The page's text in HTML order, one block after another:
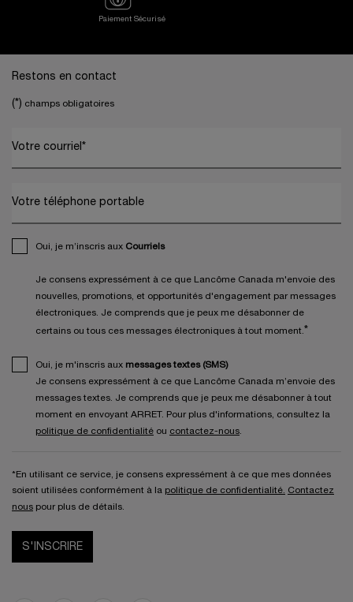
Paiement Sécurisé
Restons en contact
(*) champs obligatoires
Votre courriel *
Votre téléphone portable
Oui, je m’inscris aux Courriels
Je consens expressément à ce que Lancôme Canada m'envoie des
nouvelles, promotions, et opportunités d'engagement par messages
électroniques. Je comprends que je peux me désabonner de
certains ou tous ces messages électroniques à tout moment. *
Oui, je m'inscris aux messages textes (SMS)
Je consens expressément à ce que Lancôme Canada m’envoie des
messages textes. Je comprends que je peux me désabonner à tout
moment en envoyant ARRET. Pour plus d'informations, consultez la
politique de confidentialité ou contactez-nous
*En utilisant ce service, je consens expressément à ce que mes données
soient utilisées conformément à la politique de confidentialité.
Contactez
nous pour plus de détails.
S'INSCRIRE